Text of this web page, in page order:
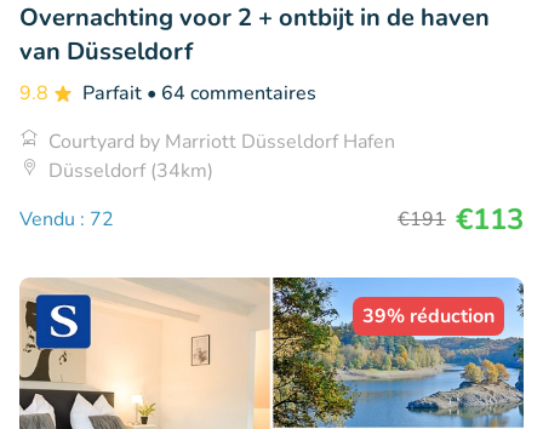
Overnachting voor 2 + ontbijt in de haven
van Düsseldorf
9.8 Parfait • 64 commentaires
Courtyard by Marriott Düsseldorf Hafen
Düsseldorf (34km)
Vendu : 72
€191 €113
39% réduction